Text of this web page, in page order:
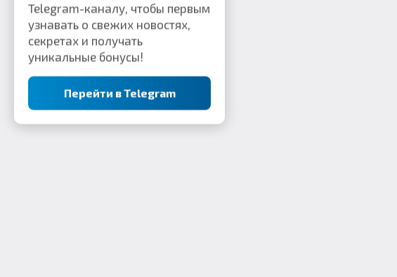
Telegram-каналу, чтобы первым
узнавать о свежих новостях,
секретах и получать
уникальные бонусы!
Перейти в Telegram